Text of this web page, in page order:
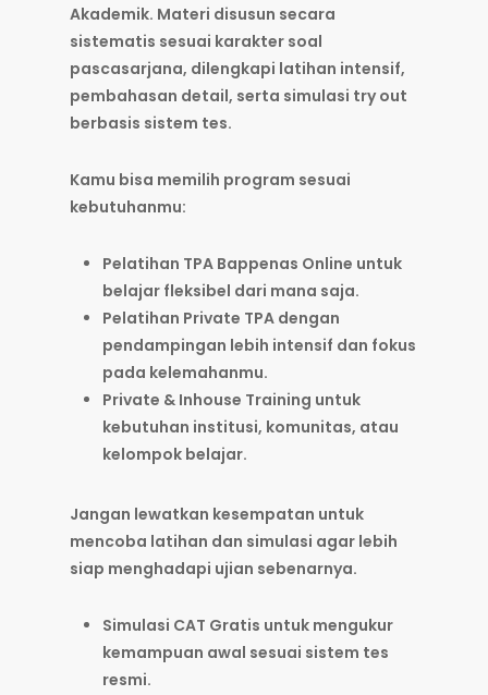
Akademik. Materi disusun secara
sistematis sesuai karakter soal
pascasarjana, dilengkapi latihan intensif,
pembahasan detail, serta simulasi try out
berbasis sistem tes.
Kamu bisa memilih program sesuai
kebutuhanmu:
Pelatihan TPA Bappenas Online untuk
belajar fleksibel dari mana saja.
Pelatihan Private TPA dengan
pendampingan lebih intensif dan fokus
pada kelemahanmu.
Private & Inhouse Training untuk
kebutuhan institusi, komunitas, atau
kelompok belajar.
Jangan lewatkan kesempatan untuk
mencoba latihan dan simulasi agar lebih
siap menghadapi ujian sebenarnya.
Simulasi CAT Gratis untuk mengukur
kemampuan awal sesuai sistem tes
resmi.